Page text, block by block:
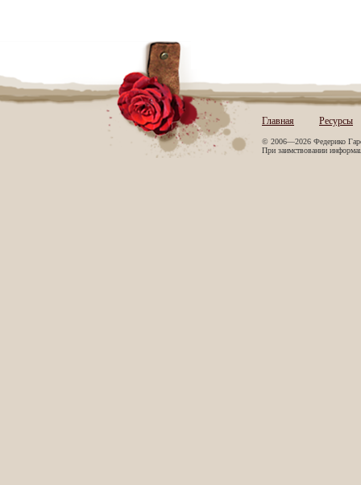
Главная Ресурсы
© 2006—2026 Федерико
При заимствовании